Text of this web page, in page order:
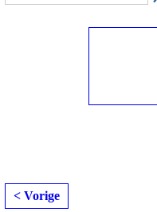
< Vorige